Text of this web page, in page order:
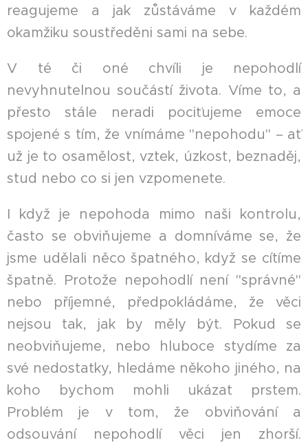
reagujeme a jak zůstáváme v každém
okamžiku soustředěni sami na sebe.
V té či oné chvíli je nepohodlí
nevyhnutelnou součástí života. Víme to, a
přesto stále neradi pociťujeme emoce
spojené s tím, že vnímáme "nepohodu" – ať
už je to osamělost, vztek, úzkost, beznaděj,
stud nebo co si jen vzpomenete.
I když je nepohoda mimo naši kontrolu,
často se obviňujeme a domníváme se, že
jsme udělali něco špatného, ​​když se cítíme
špatně. Protože nepohodlí není "správné"
nebo příjemné, předpokládáme, že věci
nejsou tak, jak by měly být. Pokud se
neobviňujeme, nebo hluboce stydíme za
své nedostatky, hledáme někoho jiného, ​​na
koho bychom mohli ukázat prstem.
Problém je v tom, že obviňování a
odsouvání nepohodlí věci jen zhorší.